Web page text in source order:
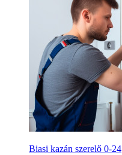
Biasi kazán szerelő 0-24